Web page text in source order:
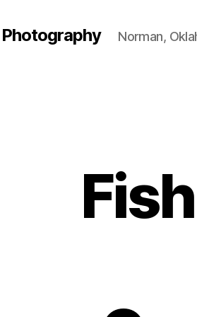
Norman,